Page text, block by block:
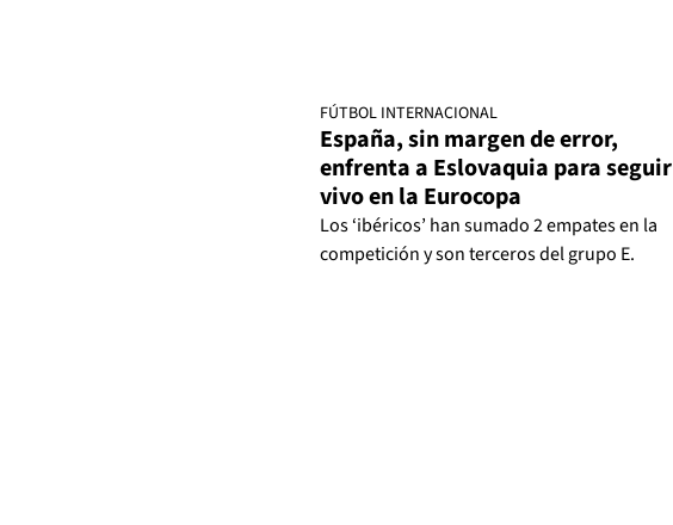
FÚTBOL INTERNACIONAL
España, sin margen de error,
enfrenta a Eslovaquia para seguir
vivo en la Eurocopa
Los ‘ibéricos’ han sumado 2 empates en la
competición y son terceros del grupo E.